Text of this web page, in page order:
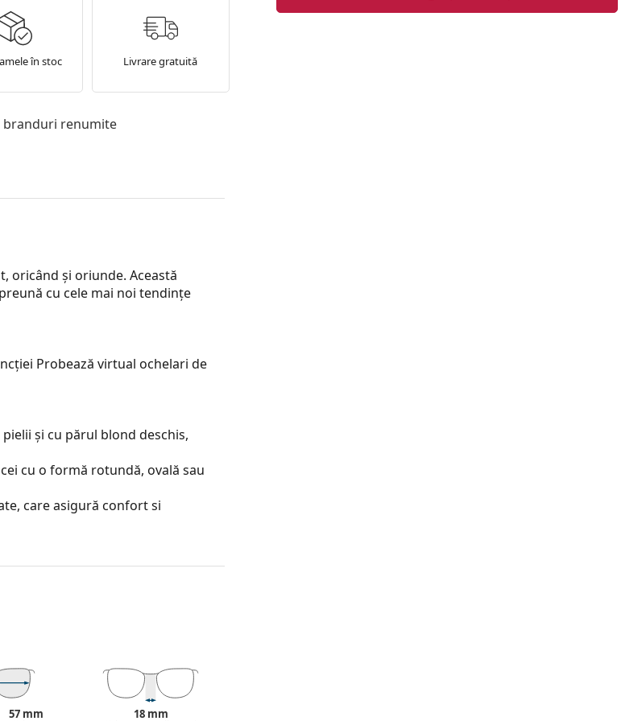
în stoc Livrare gratuită
branduri renumite
oricând și oriunde. Această
cu cele mai noi tendințe
Probează virtual ochelari de
și cu părul blond deschis,
cu o formă rotundă, ovală sau
care asigură confort si
distorsiona culorile.
greutatea redusă și
Îmbunătățesc rezoluția,
filtrează reflexiile periculoase
șoferi, bicicliști, schiori și
zilnică.
57 mm 18 mm